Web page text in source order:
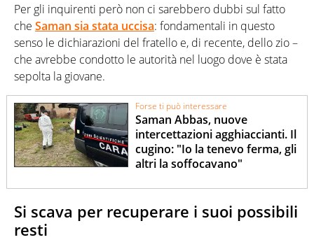
Per gli inquirenti però non ci sarebbero dubbi sul fatto
che Saman sia stata uccisa: fondamentali in questo
senso le dichiarazioni del fratello e, di recente, dello zio –
che avrebbe condotto le autorità nel luogo dove è stata
sepolta la giovane.
Forse ti può interessare
Saman Abbas, nuove
intercettazioni agghiaccianti. Il
cugino: "Io la tenevo ferma, gli
altri la soffocavano"
Si scava per recuperare i suoi possibili
resti